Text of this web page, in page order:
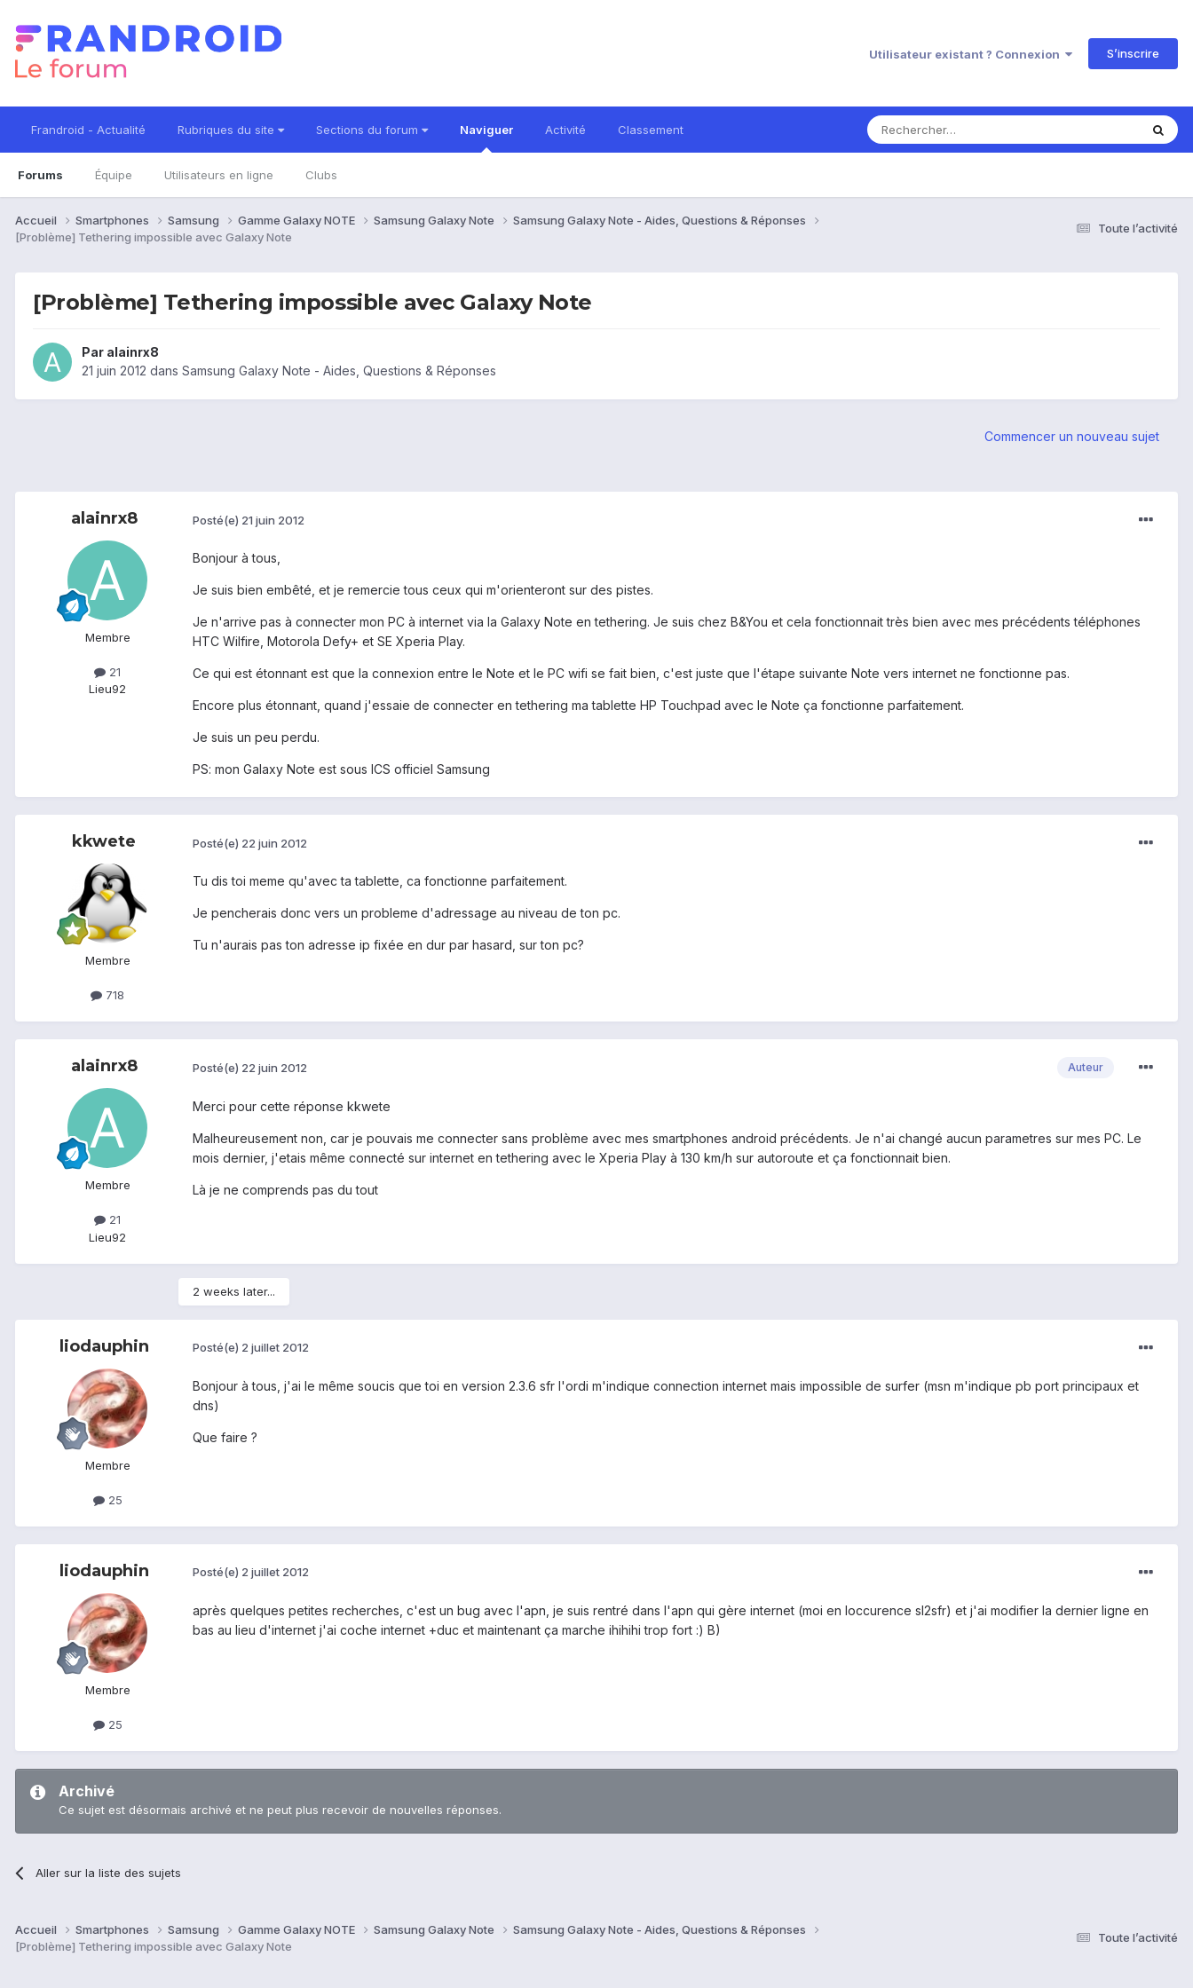
Utilisateur existant ? Connexion S’inscrire
Frandroid - Actualité Rubriques du site Sections du forum Naviguer
Forums Équipe Utilisateurs en ligne Clubs
Activité Classement
Toute l’activité
Accueil Smartphones Samsung Gamme Galaxy NOTE Samsung Galaxy Note
Samsung Galaxy Note - Aides, Questions & Réponses
[Problème] Tethering impossible avec Galaxy Note
[Problème] Tethering impossible avec Galaxy Note
Par alainrx8
21 juin 2012 dans Samsung Galaxy Note - Aides, Questions & Réponses
Commencer un nouveau sujet
alainrx8
Membre
21
Lieu92
Posté(e) 21 juin 2012
Bonjour à tous,
Je suis bien embêté, et je remercie tous ceux qui m'orienteront sur des pistes.
Je n'arrive pas à connecter mon PC à internet via la Galaxy Note en tethering. Je suis chez B&You et cela fonctionnait très bien avec mes précédents téléphones
HTC Wilfire, Motorola Defy+ et SE Xperia Play.
Ce qui est étonnant est que la connexion entre le Note et le PC wifi se fait bien, c'est juste que l'étape suivante Note vers internet ne fonctionne pas.
Encore plus étonnant, quand j'essaie de connecter en tethering ma tablette HP Touchpad avec le Note ça fonctionne parfaitement.
Je suis un peu perdu.
PS: mon Galaxy Note est sous ICS officiel Samsung
kkwete
Membre
718
Posté(e) 22 juin 2012
Tu dis toi meme qu'avec ta tablette, ca fonctionne parfaitement.
Je pencherais donc vers un probleme d'adressage au niveau de ton pc.
Tu n'aurais pas ton adresse ip fixée en dur par hasard, sur ton pc?
alainrx8
Membre
21
Lieu92
Auteur
Posté(e) 22 juin 2012
Merci pour cette réponse kkwete
Malheureusement non, car je pouvais me connecter sans problème avec mes smartphones android précédents. Je n'ai changé aucun parametres sur mes PC. Le
mois dernier, j'etais même connecté sur internet en tethering avec le Xperia Play à 130 km/h sur autoroute et ça fonctionnait bien.
Là je ne comprends pas du tout
2 weeks later...
liodauphin
Membre
25
Posté(e) 2 juillet 2012
Bonjour à tous, j'ai le même soucis que toi en version 2.3.6 sfr l'ordi m'indique connection internet mais impossible de surfer (msn m'indique pb port principaux et
dns)
Que faire ?
liodauphin
Membre
25
Posté(e) 2 juillet 2012
après quelques petites recherches, c'est un bug avec l'apn, je suis rentré dans l'apn qui gère internet (moi en loccurence sl2sfr) et j'ai modifier la dernier ligne en
bas au lieu d'internet j'ai coche internet +duc et maintenant ça marche ihihihi trop fort :) B)
Archivé
Ce sujet est désormais archivé et ne peut plus recevoir de nouvelles réponses.
Aller sur la liste des sujets
Toute l’activité
Accueil Smartphones Samsung Gamme Galaxy NOTE Samsung Galaxy Note
Samsung Galaxy Note - Aides, Questions & Réponses
[Problème] Tethering impossible avec Galaxy Note